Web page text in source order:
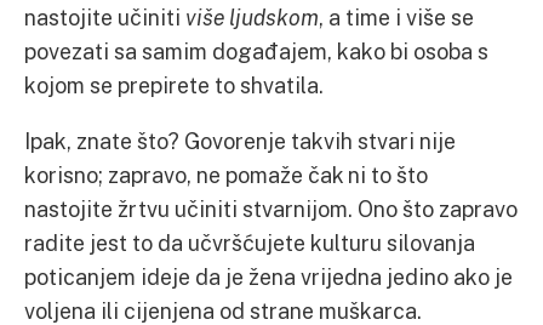
nastojite učiniti više ljudskom, a time i više se
povezati sa samim događajem, kako bi osoba s
kojom se prepirete to shvatila.
Ipak, znate što? Govorenje takvih stvari nije
korisno; zapravo, ne pomaže čak ni to što
nastojite žrtvu učiniti stvarnijom. Ono što zapravo
radite jest to da učvršćujete kulturu silovanja
poticanjem ideje da je žena vrijedna jedino ako je
voljena ili cijenjena od strane muškarca.